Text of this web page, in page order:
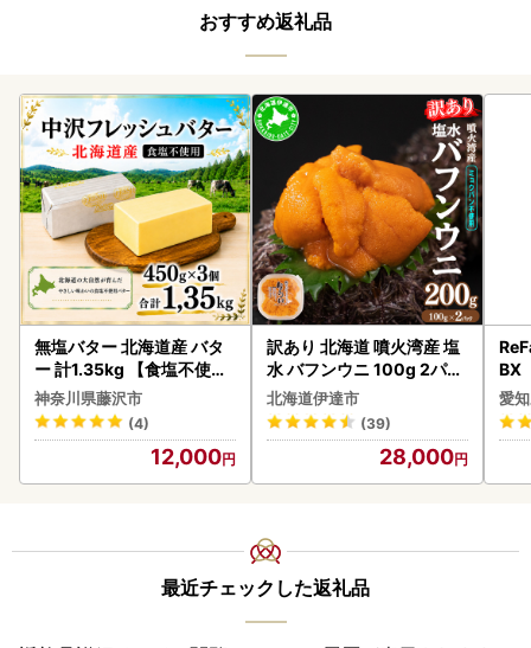
おすすめ返礼品
無塩バター 北海道産 バタ
ー 計1.35kg 【食塩不使用
】
神奈川県藤沢市
(4)
12,000
訳あり 北海道 噴火湾産 塩
水 バフンウニ 100g 2パッ
ク 計200g 《アフター保証
付き》うに ウニ 雲丹 海鮮
海の幸 魚介類 ウニ丼 お寿
司 濃厚 無添加 産地直送 お
取り寄せ 山村水産 送料無
北海道伊達市
(39)
28,000
BX
ー
ファ
愛
最近チェックした返礼品